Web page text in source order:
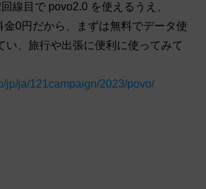
線目で povo2.0 を使えるうえ、
金0円だから、まずは無料でデータ使
い、旅行や出張に便利に使ってみて
jp/ja/121campaign/2023/povo/